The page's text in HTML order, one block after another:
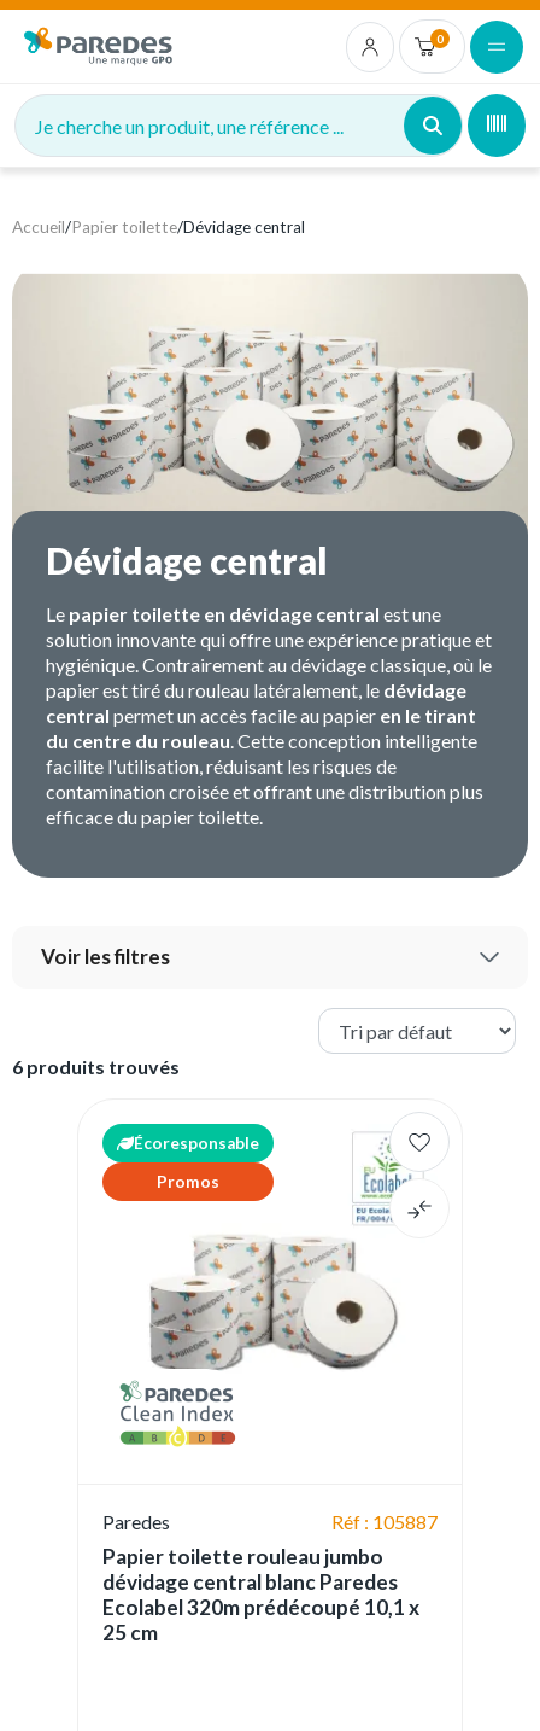
0
Je cherche un produit, une référence ...
Accueil/Papier toilette/Dévidage central
Dévidage central
Le papier toilette en dévidage central est une
solution innovante qui offre une expérience pratique et
hygiénique. Contrairement au dévidage classique, où le
papier est tiré du rouleau latéralement, le dévidage
central permet un accès facile au papier en le tirant
du centre du rouleau. Cette conception intelligente
facilite l'utilisation, réduisant les risques de
contamination croisée et offrant une distribution plus
efficace du papier toilette.
Voir les filtres
6 produits trouvés
Écoresponsable
Promos
Paredes Réf : 105887
Papier toilette rouleau jumbo
dévidage central blanc Paredes
Ecolabel 320m prédécoupé 10,1 x
25 cm